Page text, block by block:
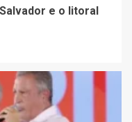
e o litoral